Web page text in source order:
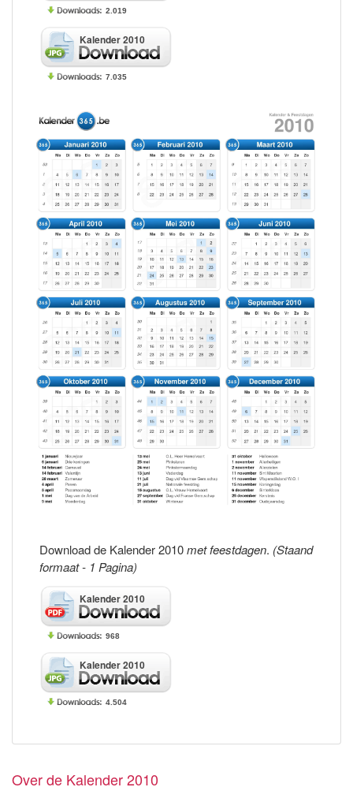
2.019
Kalender 2010
7.035
Download de Kalender 2010met feestdagen. (Staand
formaat - 1 Pagina)
Kalender 2010
968
Kalender 2010
4.504
Over de Kalender 2010